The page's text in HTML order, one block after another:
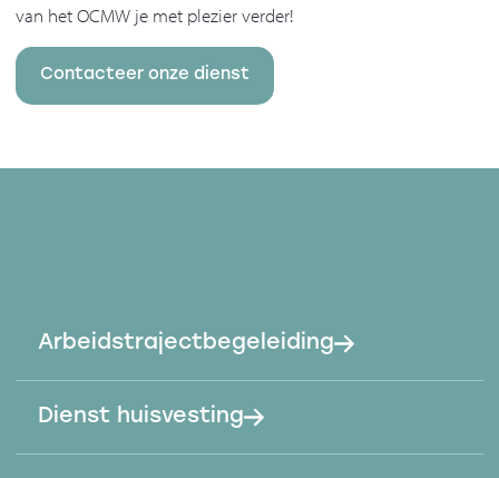
van het OCMW je met plezier verder!
Contacteer onze dienst
Arbeidstrajectbegeleiding
Dienst huisvesting